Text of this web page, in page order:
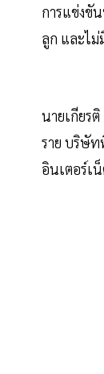
การแข่งขั
ลูก และไ
นายเกียร
ราย บริษัท
อินเตอร์เ